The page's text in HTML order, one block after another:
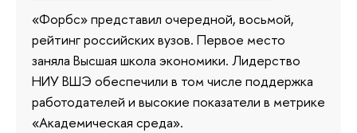
«Форбс» представил очередной, восьмой,
рейтинг российских вузов. Первое место
заняла Высшая школа экономики. Лидерство
НИУ ВШЭ обеспечили в том числе поддержка
работодателей и высокие показатели в метрике
«Академическая среда».